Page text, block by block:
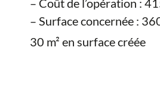
– Surface concernée :
30 m² en surface créée